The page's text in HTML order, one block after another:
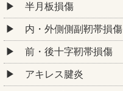
半月板損傷
内・外側側副靭帯損傷
前・後十字靭帯損傷
アキレス腱炎